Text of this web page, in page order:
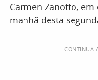
Carmen Zanotto, em
manhã desta
CONTINUA